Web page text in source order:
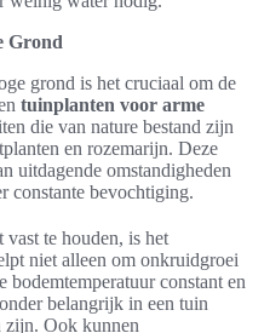
Grond
grond is het cruciaal om de
tuinplanten voor arme
die van nature bestand zijn
en rozemarijn. Deze
uitdagende omstandigheden
constante bevochtiging.
te houden, is het
niet alleen om onkruidgroei
constant en
belangrijk in een tuin
zijn. Ook kunnen